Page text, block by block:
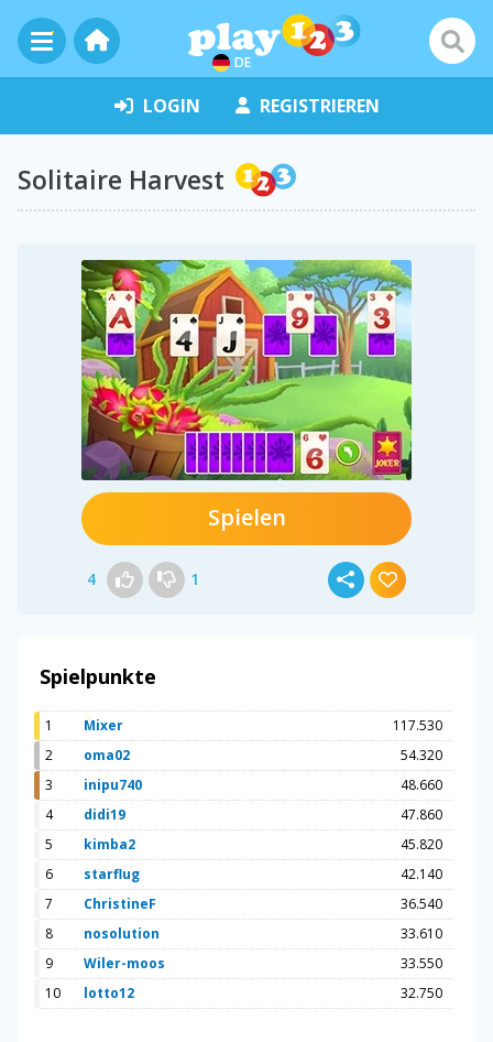
DE
LOGIN REGISTRIEREN
Solitaire Harvest
Spielen
4 1
Spielpunkte
1 Mixer
117.530
2
oma02
54.320
3
inipu740
48.660
4
didi19
47.860
5
kimba2
45.820
6
starflug
42.140
7
ChristineF
36.540
8
nosolution
33.610
9
Wiler-moos
33.550
10
lotto12 32.750